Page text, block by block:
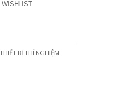
WISHLIST
THIẾT BỊ THÍ NGHIỆM